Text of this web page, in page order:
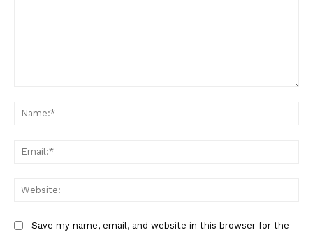
Save my name, email, and website in this browser for the